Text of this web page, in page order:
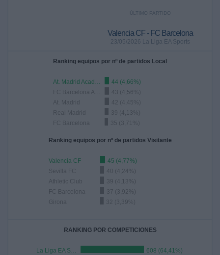
ÚLTIMO PARTIDO
Valencia CF - FC Barcelona
23/05/2026 La Liga EA Sports
Ranking equipos por nº de partidos Local
At. Madrid Academy
44 (4,66%)
43 (4,56%)
At. Madrid
42 (4,45%)
Real Madrid
39 (4,13%)
FC Barcelona
35 (3,71%)
Ranking equipos por nº de partidos Visitante
Valencia CF
45 (4,77%)
Sevilla FC
40 (4,24%)
Athletic Club
39 (4,13%)
FC Barcelona
37 (3,92%)
Girona
32 (3,39%)
RANKING POR COMPETICIONES
La Liga EA Sports
608 (64,41%)